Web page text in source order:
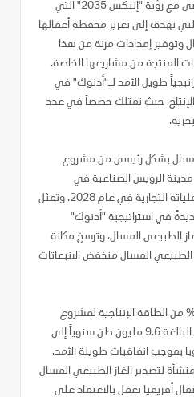
ومجموعة "أدنوك"، كما تتماشى مع رؤية "إنبكس 2035" التي
في فبراير 2025، والتي تهدف إلى تعزيز محفظة أعمالها
وتوفير إمدادات مرنة من هذا
المنتجة من مشاريعها الخاصة.
طويل الأمد لـ"أدنوك" في
حيث تمتلك حصصاً في عدد
بشكل رئيسي من مشروع
الرويس الصناعية في
أبوظبي، ومن المقرر أن يبدأ عملياته التجارية في عام 2028. وتمثل
في استراتيجية "أدنوك"
الطبيعي المسال، وترسخ مكانة
الطبيعي المسال منخفض الانبعاثات
لغاية الآن الالتزام ببيع 90% من الطاقة الإنتاجية لمشروع
الرويس للغاز الطبيعي المسال البالغة 9.6 مليون طن سنوياً إلى
بموجب اتفاقيات طويلة الأمد.
لتصدير الغاز الطبيعي المسال
أفريقيا تعمل بالاعتماد على